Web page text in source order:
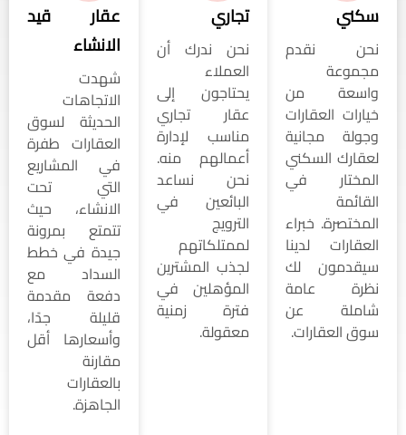
سكني
نحن نقدم
مجموعة
واسعة من
خيارات العقارات
وجولة مجانية
لعقارك السكني
المختار في
القائمة
المختصرة. خبراء
العقارات لدينا
سيقدمون لك
نظرة عامة
شاملة عن
سوق العقارات.
تجاري
نحن ندرك أن
العملاء
يحتاجون إلى
عقار تجاري
مناسب لإدارة
أعمالهم منه.
نحن نساعد
البائعين في
الترويج
لممتلكاتهم
لجذب المشترين
المؤهلين في
فترة زمنية
معقولة.
عقار قيد
الانشاء
شهدت
الاتجاهات
الحديثة لسوق
العقارات طفرة
في المشاريع
التي تحت
الانشاء، حيث
تتمتع بمرونة
جيدة في خطط
السداد مع
دفعة مقدمة
قليلة جدًا،
وأسعارها أقل
مقارنة
بالعقارات
الجاهزة.